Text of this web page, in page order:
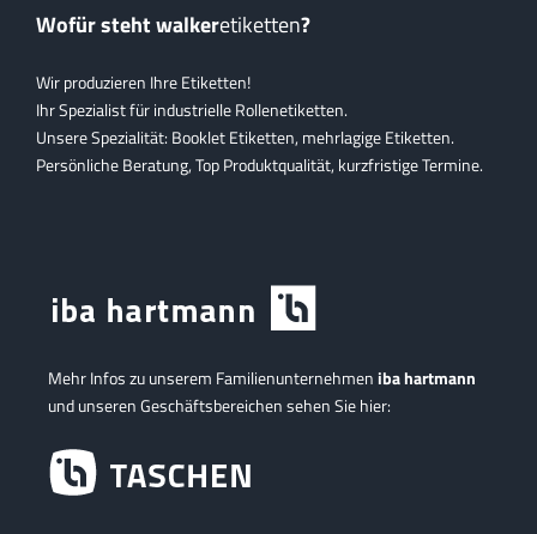
Wofür steht walkeretiketten?
Wir produzieren Ihre Etiketten!
Ihr Spezialist für industrielle Rollenetiketten.
Unsere Spezialität: Booklet Etiketten, mehrlagige Etiketten.
Persönliche Beratung, Top Produktqualität, kurzfristige Termine.
Mehr Infos zu unserem Familienunternehmeniba hartmann
und unseren Geschäftsbereichen sehen Sie hier: